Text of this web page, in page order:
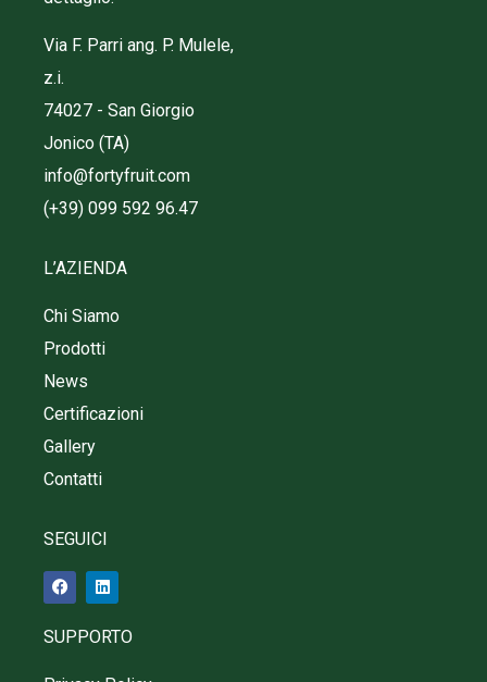
Via F. Parri ang. P. Mulele,
z.i.
74027 - San Giorgio
Jonico (TA)
info@fortyfruit.com
(+39) 099 592 96.47
L’AZIENDA
Chi Siamo
Prodotti
News
Certificazioni
Gallery
Contatti
SEGUICI
SUPPORTO